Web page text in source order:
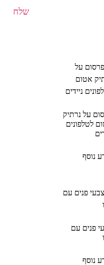
על נרתיק
לטלפונים
נוסף
פנים עם
נוסף